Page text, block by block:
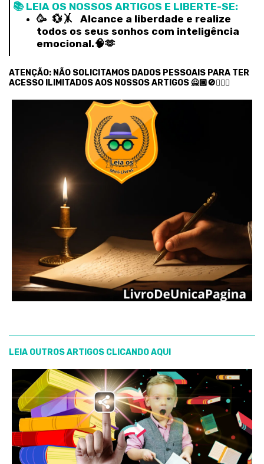
📚 LEIA OS NOSSOS ARTIGOS E LIBERTE-SE:
🥳 💱🤸‍ Alcance a liberdade e realize
todos os seus sonhos com inteligência
emocional.🧠🫶
ATENÇÃO: NÃO SOLICITAMOS DADOS PESSOAIS PARA TER
ACESSO ILIMITADOS AOS NOSSOS ARTIGOS 🙅🏾🚫🙅🏿‍♂️
LEIA OUTROS ARTIGOS CLICANDO AQUI